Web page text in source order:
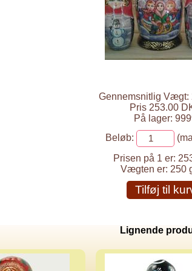
Gennemsnitlig Vægt:
Pris 253.00
På lager:
Beløb:
Prisen på 1 er:
Vægten er: 250
Tilføj til
Lignende